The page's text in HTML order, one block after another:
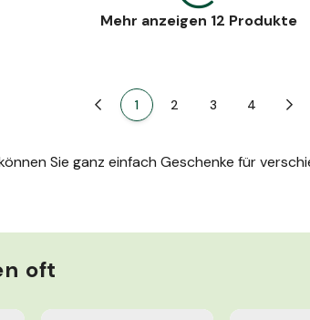
Mehr anzeigen 12 Produkte
Zurück 1 2 3 4 Weiter
Sie ganz einfach Geschenke für
oft